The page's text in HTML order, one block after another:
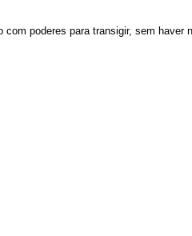
poderes para transigir, sem haver